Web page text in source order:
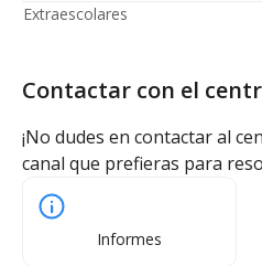
Extraescolares
Contactar con el
¡No dudes en contactar al
canal que prefieras para
Informes